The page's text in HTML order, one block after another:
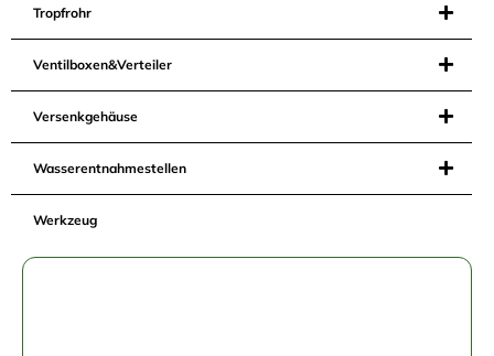
Tropfrohr
Ventilboxen&Verteiler
Versenkgehäuse
Wasserentnahmestellen
Werkzeug